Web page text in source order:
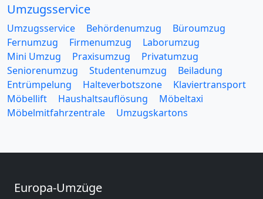
Umzugsservice
Umzugsservice Behördenumzug
Büroumzug
Fernumzug
Firmenumzug
Laborumzug
Mini Umzug
Praxisumzug
Privatumzug
Seniorenumzug
Studentenumzug
Beiladung
Entrümpelung
Halteverbotszone
Klaviertransport
Möbellift
Haushaltsauflösung
Möbeltaxi
Möbelmitfahrzentrale
Umzugskartons
Europa-Umzüge